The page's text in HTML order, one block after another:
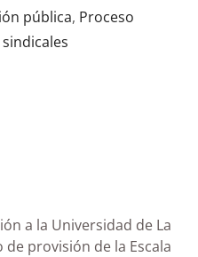
pública, Proceso
a la Universidad de La
provisión de la Escala